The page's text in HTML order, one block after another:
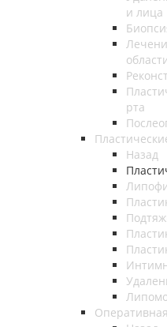
и лица
рта
Назад